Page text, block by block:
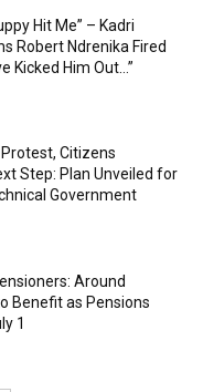
Hit Me” – Kadri
Robert Ndrenika Fired
Kicked Him Out…”
Citizens
Step: Plan Unveiled for
Government
Around
Benefit as Pensions
1